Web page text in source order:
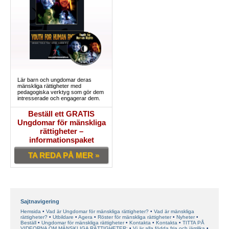
Lär barn och ungdomar deras
mänskliga rättigheter med
pedagogiska verktyg som gör dem
intresserade och engagerar dem.
Beställ ett GRATIS
Ungdomar för mänskliga
rättigheter –
informationspaket
TA REDA PÅ MER »
Sajtnavigering
Hemsida Vad är Ungdomar för mänskliga rättigheter?
Vad är mänskliga
rättigheter?
Utbildare Agera Röster för mänskliga rättigheter
Nyheter
Beställ
Ungdomar för mänskliga rättigheter Kontakta Kontakta
TITTA PÅ